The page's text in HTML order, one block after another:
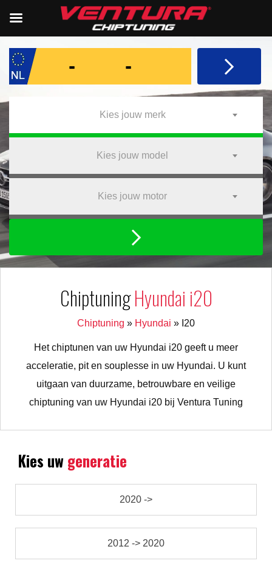
Kies jouw merk
Kies jouw model
Kies jouw motor
ChiptuningHyundai i20
Chiptuning » Hyundai » I20
Het chiptunen van uw Hyundai i20 geeft u meer
acceleratie, pit en souplesse in uw Hyundai. U kunt
uitgaan van duurzame, betrouwbare en veilige
chiptuning van uw Hyundai i20 bij Ventura Tuning
Kies uwgeneratie
2020 ->
2012 -> 2020